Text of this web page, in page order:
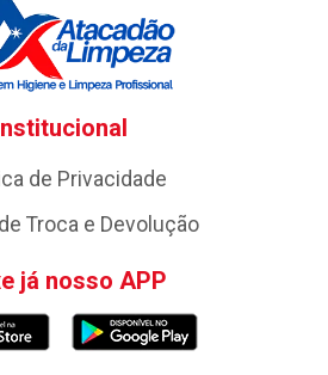
de Privacidade
Troca e Devolução
já nosso APP